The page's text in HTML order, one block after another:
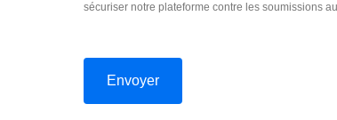
sécuriser notre plateforme contre les soumissions